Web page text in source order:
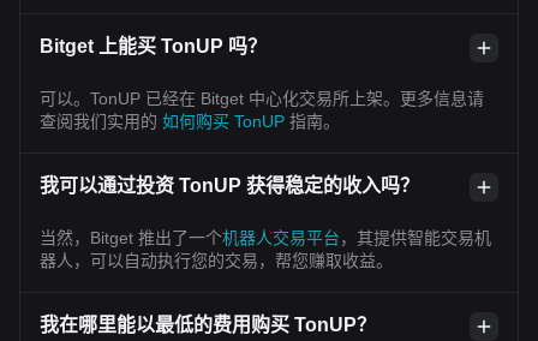
Bitget 上能买 TonUP 吗？
可以。TonUP 已经在 Bitget 中心化交易所上架。更多信息请
查阅我们实用的 如何购买 TonUP 指南。
我可以通过投资 TonUP 获得稳定的收入吗？
当然，Bitget 推出了一个机器人交易平台，其提供智能交易机
器人，可以自动执行您的交易，帮您赚取收益。
我在哪里能以最低的费用购买 TonUP？